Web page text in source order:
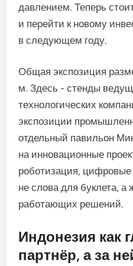
давлением. Теперь
и перейти к новому
в следующем году.
Общая экспозиция
м. Здесь - стенды
технологических
экспозиции
отдельный павильон
на инновационные
роботизация,
не слова для буклета,
работающих решений.
Индонезия как
партнёр, а за